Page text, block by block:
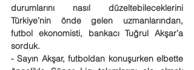
durumlarını nasıl düzeltebileceklerini
Türkiye’nin önde gelen uzmanlarından,
futbol ekonomisti, bankacı Tuğrul Akşar’a
sorduk.
- Sayın Akşar, futboldan konuşurken elbette